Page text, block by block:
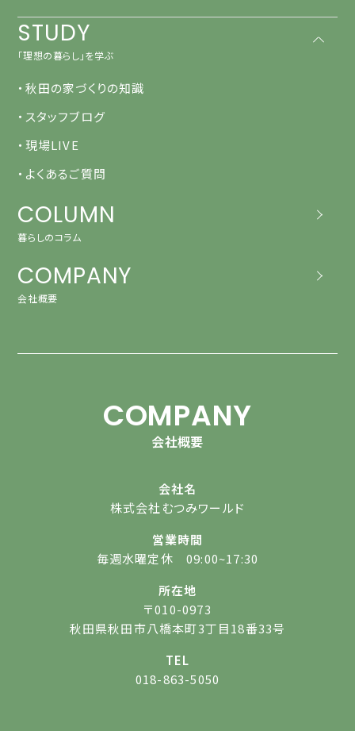
STUDY
「理想の暮らし」を学ぶ
・秋田の家づくりの知識
・スタッフブログ
・現場LIVE
・よくあるご質問
COLUMN
暮らしのコラム
COMPANY
会社概要
COMPANY
会社概要
会社名
株式会社むつみワールド
営業時間
毎週水曜定休 09:00~17:30
所在地
〒010-0973
秋田県秋田市八橋本町3丁目18番33号
TEL
018-863-5050